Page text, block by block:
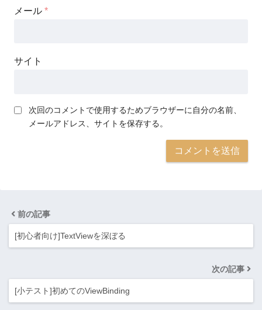
メール *
サイト
次回のコメントで使用するためブラウザーに自分の名前、
メールアドレス、サイトを保存する。
前の記事
[初心者向け]TextViewを深ぼる
次の記事
[小テスト]初めてのViewBinding